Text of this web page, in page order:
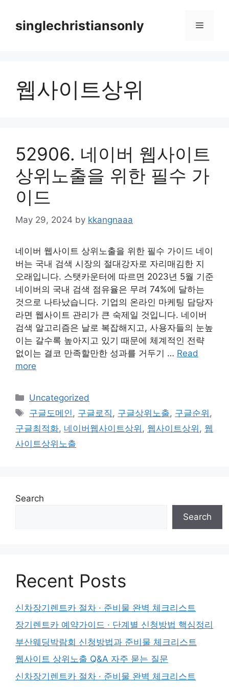
contentsinglechristiansonly Menu
웹사이트상위
52906. 네이버 웹사이트
상위노출을 위한 필수 가
이드
May 29, 2024 by kkangnaaa
네이버 웹사이트 상위노출을 위한 필수 가이드 네이
버는 국내 검색 시장의 절대강자로 자리매김한 지
오래입니다. 스탯카운터에 따르면 2023년 5월 기준
네이버의 국내 검색 점유율은 무려 74%에 달하는
것으로 나타났습니다. 기업의 온라인 마케팅 담당자
라면 웹사이트 관리가 큰 숙제일 것입니다. 네이버
검색 알고리즘은 날로 복잡해지고, 사용자들의 눈높
이는 갈수록 높아지고 있기 때문에 체계적인 전략
없이는 결코 만족할만한 성과를 거두기 … Read
more
Categories
Uncategorized
Tags
구글도메인 , 구글로직 , 구글상위노출, 구글순위 ,
구글최적화, 네이버웹사이트상위 , 웹사이트상위 , 웹
사이트상위노출
Search
Search
Recent Posts
신차장기렌트카 절차 · 준비물 완벽 체크리스트
장기렌트카 예약가이드 · 단계별 신청방법 핵심정리
부산웨딩박람회 신청방법과 준비물 체크리스트
웹사이트 상위노출 Q&A 자주 묻는 질문
신차장기렌트카 절차 · 준비물 완벽 체크리스트